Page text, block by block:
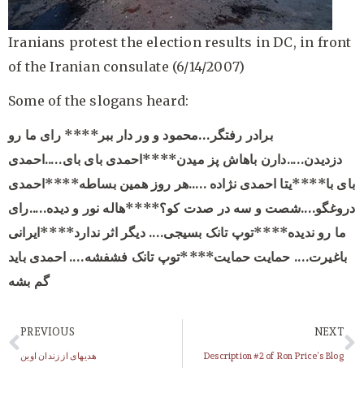
Iranians protest the election results in DC, in front
of the Iranian consulate (6/14/2007)
Some of the slogans heard:
برادر رفتگر…محمود و ور دار ببر**** رای ما رو
دزدیدن…..دارن باهاش پز میدن****احمدی بای بای…..احمدی
بای با****یتا احمدی نژاده …..هر روز همین بساطه****احمدی
دروغگو….شصت و سه در صدت کو؟****هاله نور و دیده…..رای
ما رو ندیده****توپ تانک بسیجی…. دیگر اثر ندارد****ایرانی
باغیرت…. حمایت حمایت****توپ تانک فشفشه…. احمدی باید
گم بشه
PREVIOUS
هدیهای از زندان اوین
NEXT
Description #2 of Ron Price’s Blog